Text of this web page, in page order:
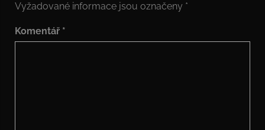
Vyžadované informace jsou označeny *
Komentář *